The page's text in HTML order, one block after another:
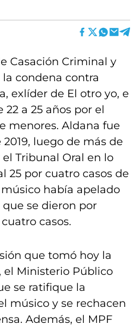
Casación Criminal y
condena contra
exlíder de El otro yo, e
a 25 años por el
menores. Aldana fue
luego de más de
Tribunal Oral en lo
25 por cuatro casos de
había apelado
se dieron por
casos.
que tomó hoy la
el Ministerio Público
se ratifique la
músico y se rechacen
Además, el MPF